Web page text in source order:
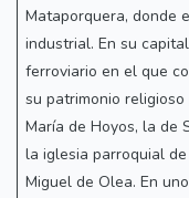
Mataporquera, donde
industrial. En su
ferroviario en el que
su patrimonio
María de Hoyos, la de
la iglesia parroquial
Miguel de Olea. En